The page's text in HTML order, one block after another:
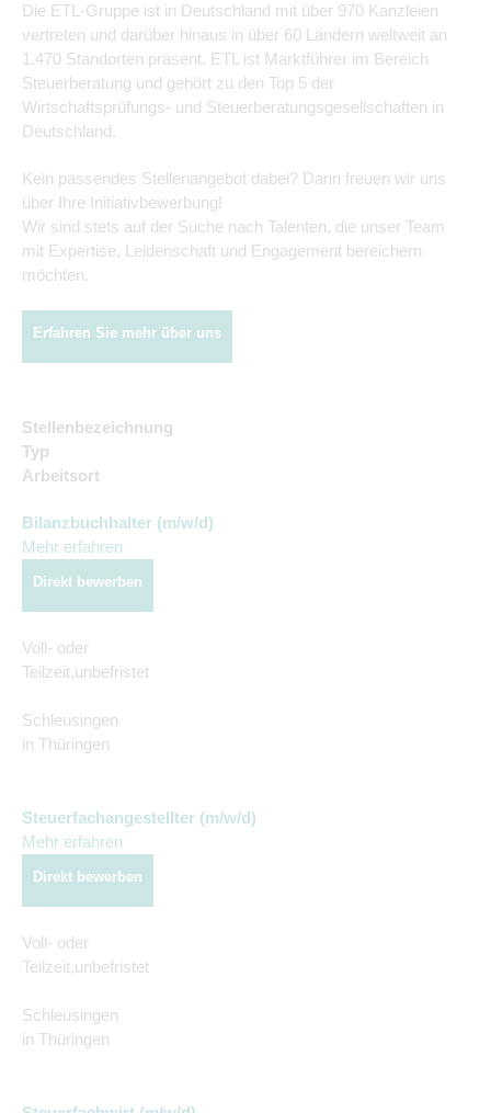
Die ETL-Gruppe ist in Deutschland mit über 970 Kanzleien
vertreten und darüber hinaus in über 60 Ländern weltweit an
1.470 Standorten präsent. ETL ist Marktführer im Bereich
Steuerberatung und gehört zu den Top 5 der
Wirtschaftsprüfungs- und Steuerberatungsgesellschaften in
Deutschland.
Kein passendes Stellenangebot dabei? Dann freuen wir uns
über Ihre Initiativbewerbung!
Wir sind stets auf der Suche nach Talenten, die unser Team
mit Expertise, Leidenschaft und Engagement bereichern
möchten.
Erfahren Sie mehr über uns
Stellenbezeichnung
Typ
Arbeitsort
Bilanzbuchhalter (m/w/d)
Mehr erfahren
Direkt bewerben
Voll- oder
Teilzeit,unbefristet
Schleusingen
in Thüringen
Steuerfachangestellter (m/w/d)
Mehr erfahren
Direkt bewerben
Voll- oder
Teilzeit,unbefristet
Schleusingen
in Thüringen